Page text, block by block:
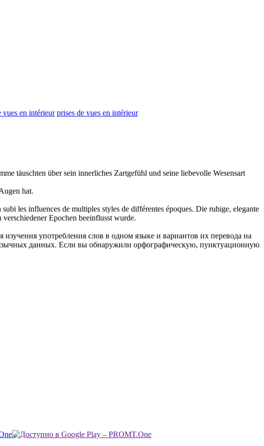
vues en intérieur prises de vues en intérieur
täuschten über sein innerliches Zartgefühl und seine liebevolle Wesensart
hat.
les influences de multiples styles de différentes époques. Die ruhige, elegante
Epochen beeinflusst wurde.
употребления слов в одном языке и вариантов их перевода на
данных. Если вы обнаружили орфографическую, пунктуационную